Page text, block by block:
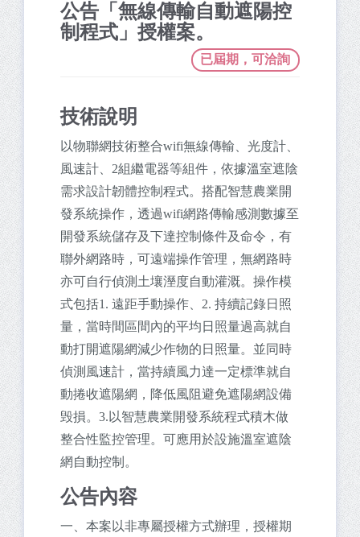
公告「無線傳輸自動遮陽控
制程式」授權案。
已屆期，可洽詢
技術說明
以物聯網技術整合wifi無線傳輸、光度計、
風速計、2組繼電器等組件，依據溫室遮陰
需求設計韌體控制程式。搭配智慧農業開
發系統操作，透過wifi網路傳輸感測數據至
開發系統儲存及下達控制條件及命令，有
聯外網路時，可遠端操作管理，無網路時
亦可自行偵測土壤溼度自動灌溉。操作模
式包括1. 遠距手動操作、2. 持續記錄日照
量，當時間區間內的平均日照量過高就自
動打開遮陽網減少作物的日照量。並同時
偵測風速計，當持續風力達一定標準就自
動捲收遮陽網，降低風阻避免遮陽網設備
毁損。3.以智慧農業開發系統程式積木做
整合性監控管理。可應用於設施溫室遮陰
網自動控制。
公告內容
一、本案以非專屬授權方式辦理，授權期